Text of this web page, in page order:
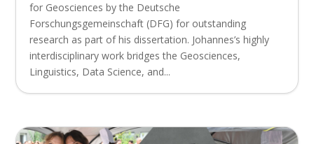
for Geosciences by the Deutsche
Forschungsgemeinschaft (DFG) for outstanding
research as part of his dissertation. Johannes’s highly
interdisciplinary work bridges the Geosciences,
Linguistics, Data Science, and...